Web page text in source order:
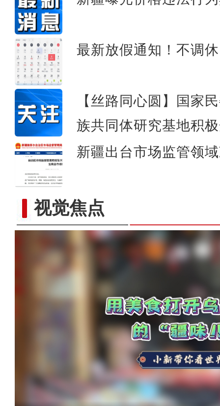
最新放假通知！不调
【丝路同心圆】国家
族共同体研究基地积
新疆出台市场监管领
视觉焦点道中华丨“檩条”“椽子”用